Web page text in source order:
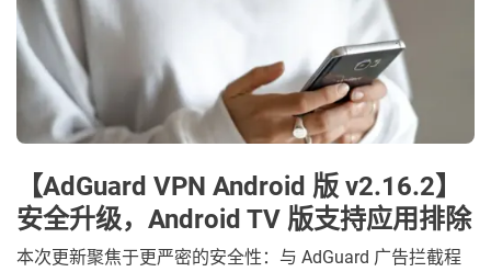
【AdGuard VPN Android 版 v2.16.2】
安全升级，Android TV 版支持应用排除
本次更新聚焦于更严密的安全性：与 AdGuard 广告拦截程